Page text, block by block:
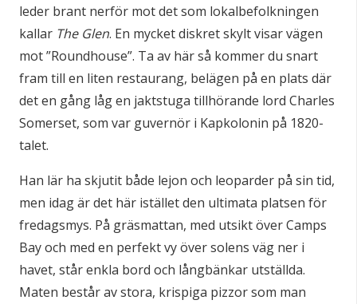
leder brant nerför mot det som lokalbefolkningen
kallar The Glen. En mycket diskret skylt visar vägen
mot ”Roundhouse”. Ta av här så kommer du snart
fram till en liten restaurang, belägen på en plats där
det en gång låg en jaktstuga tillhörande lord Charles
Somerset, som var guvernör i Kapkolonin på 1820-
talet.
Han lär ha skjutit både lejon och leoparder på sin tid,
men idag är det här istället den ultimata platsen för
fredagsmys. På gräsmattan, med utsikt över Camps
Bay och med en perfekt vy över solens väg ner i
havet, står enkla bord och långbänkar utställda.
Maten består av stora, krispiga pizzor som man